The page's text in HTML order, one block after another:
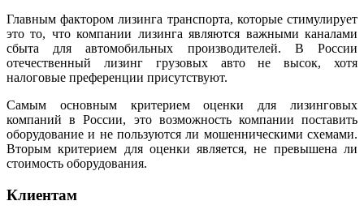
Главным фактором лизинга транспорта, которые стимулирует
это то, что компании лизинга являются важными каналами
сбыта для автомобильных производителей. В России
отечественный лизинг грузовых авто не высок, хотя
налоговые преференции присутствуют.
Самым основным критерием оценки для лизинговых
компаний в России, это возможность компании поставить
оборудование и не пользуются ли мошенническими схемами.
Вторым критерием для оценки является, не превышена ли
стоимость оборудования.
Клиентам